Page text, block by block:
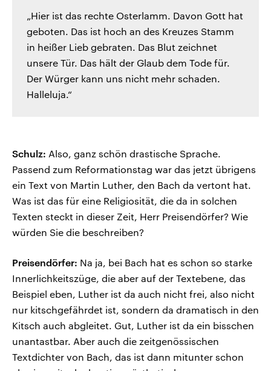
„Hier ist das rechte Osterlamm. Davon Gott hat
geboten. Das ist hoch an des Kreuzes Stamm
in heißer Lieb gebraten. Das Blut zeichnet
unsere Tür. Das hält der Glaub dem Tode für.
Der Würger kann uns nicht mehr schaden.
Halleluja.“
Schulz: Also, ganz schön drastische Sprache.
Passend zum Reformationstag war das jetzt übrigens
ein Text von Martin Luther, den Bach da vertont hat.
Was ist das für eine Religiosität, die da in solchen
Texten steckt in dieser Zeit, Herr Preisendörfer? Wie
würden Sie die beschreiben?
Preisendörfer: Na ja, bei Bach hat es schon so starke
Innerlichkeitszüge, die aber auf der Textebene, das
Beispiel eben, Luther ist da auch nicht frei, also nicht
nur kitschgefährdet ist, sondern da dramatisch in den
Kitsch auch abgleitet. Gut, Luther ist da ein bisschen
unantastbar. Aber auch die zeitgenössischen
Textdichter von Bach, das ist dann mitunter schon